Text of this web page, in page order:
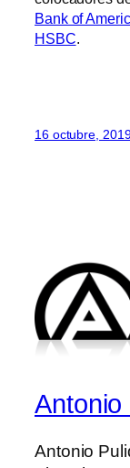
Bank of
HSBC.
16 octubre,
Antonio
Antonio